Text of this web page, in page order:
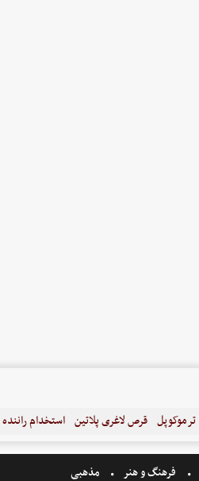
ترموکوپل قرص لاغری پلاتین استخدام راننده
فرهنگ و هنر مذهبی